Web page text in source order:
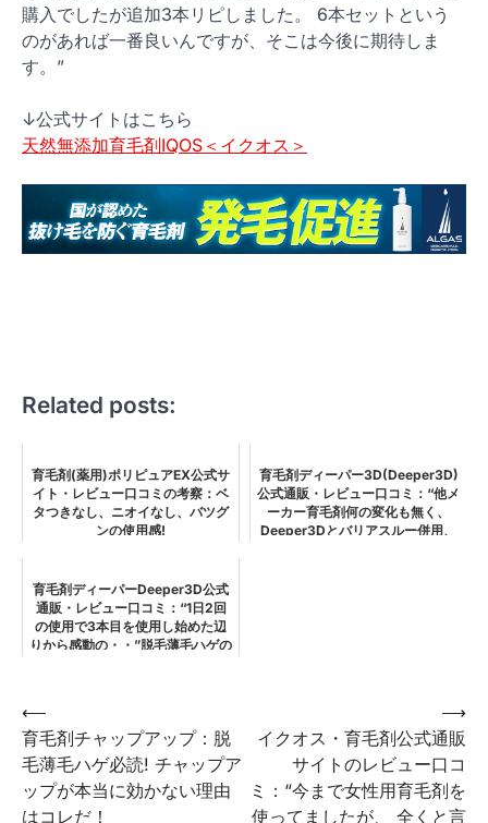
購入でしたが追加3本リピしました。 6本セットという
のがあれば一番良いんですが、そこは今後に期待しま
す。”
↓公式サイトはこちら
天然無添加育毛剤IQOS＜イクオス＞
Related posts:
育毛剤(薬用)ポリピュアEX公式サ
イト・レビュー口コミの考察：ベ
タつきなし、ニオイなし、バツグ
ンの使用感!
育毛剤ディーパー3D(Deeper3D)
公式通販・レビュー口コミ：“他メ
ーカー育毛剤何の変化も無く、
Deeper3Dとバリアスルー併用、
育毛剤ディーパーDeeper3D公式
通販・レビュー口コミ：“1日2回
の使用で3本目を使用し始めた辺
りから感動の・・”脱毛薄毛ハゲの
投
稿
ナ
ビ
⟵
育毛剤チャップアップ：脱
毛薄毛ハゲ必読! チャップア
ップが本当に効かない理由
はコレだ！
イクオス・育毛剤公式通販
サイトのレビュー口コ
ミ：“今まで女性用育毛剤を
使ってましたが、 全くと言
⟶